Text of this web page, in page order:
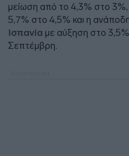
μείωση από το 4,3% στο
5,7% στο 4,5% και η
Ισπανία με αύξηση στο
Σεπτέμβρη.